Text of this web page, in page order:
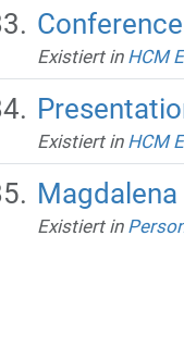
Existiert in HCM
Existiert in HCM
Existiert in